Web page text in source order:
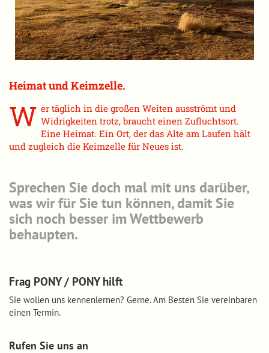
Heimat und Keimzelle.
W er täglich in die großen Weiten ausströmt und
Widrigkeiten trotz, braucht einen Zufluchtsort.
Eine Heimat. Ein Ort, der das Alte am Laufen hält
und zugleich die Keimzelle für Neues ist.
Sprechen Sie doch mal mit uns darüber,
was wir für Sie tun können, damit Sie
sich noch besser im Wettbewerb
behaupten.
Frag PONY / PONY hilft
Sie wollen uns kennenlernen? Gerne. Am Besten Sie vereinbaren
einen Termin.
Rufen Sie uns an